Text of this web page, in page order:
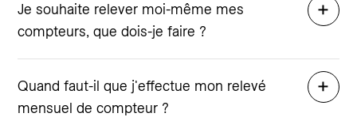
Je souhaite relever moi-même mes
compteurs, que dois-je faire ?
Quand faut-il que j'effectue mon relevé
mensuel de compteur ?